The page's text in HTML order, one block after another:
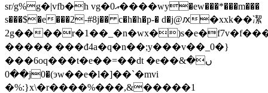
sr/g%g�|vfb�h vg�އ0����wy�ew���*���m���
s���$�e���2-#8j�� c�h�h�p-� d�j@ԕ�xxk��㓗
2g��
����� ���đ4a�q�n��;y���v��_0�}
���6oq���t�e��=��dt �e��&ں�
��0j0�(эw��e�l�]��`�mvi
�%:}x\�r����%���,&�����1